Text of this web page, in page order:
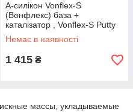
A-силікон Vonflex-S
(Вонфлекс) база +
каталізатор , Vonflex-S Putty
VERICOM
Немає в наявності
1 415 ₴
массы, укладываемые